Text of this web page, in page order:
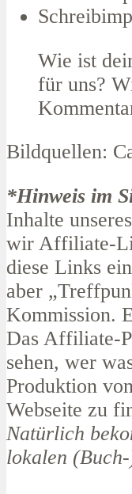
Wie ist
für uns?
Bildquellen:
*Hinweis im
Inhalte
wir Affiliate-
diese Links
aber
Kommission.
Das Affiliate-
sehen, wer
Produktion
Webseite zu
Natürlich
lokalen